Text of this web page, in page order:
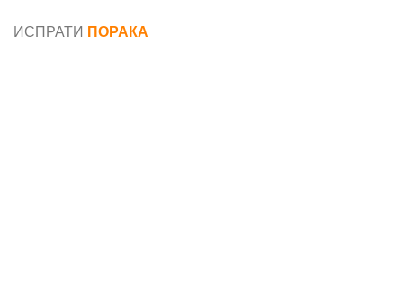
ИСПРАТИ ПОРАКА